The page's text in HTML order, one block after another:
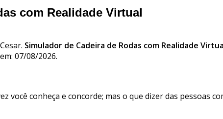
com Realidade Virtual
Simulador de Cadeira de Rodas com Realidade
07/08/2026.
você conheça e concorde; mas o que dizer das pessoas